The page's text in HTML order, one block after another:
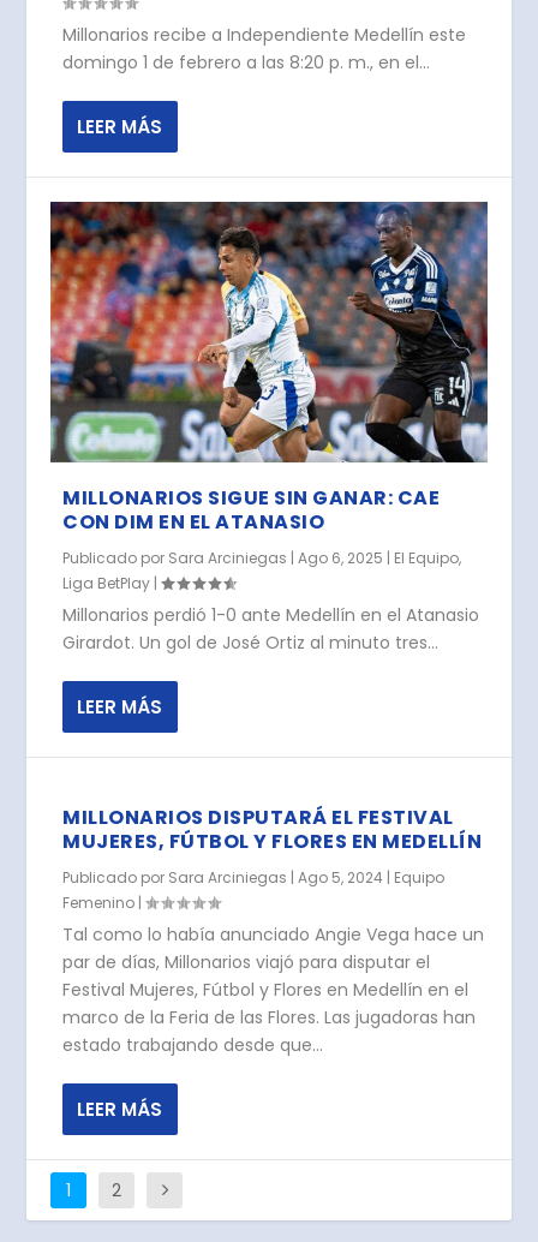
Millonarios recibe a Independiente Medellín este
domingo 1 de febrero a las 8:20 p. m., en el...
LEER MÁS
MILLONARIOS SIGUE SIN GANAR: CAE
CON DIM EN EL ATANASIO
Publicado por Sara Arciniegas |Ago 6, 2025 | El Equipo,
Liga BetPlay |
Millonarios perdió 1-0 ante Medellín en el Atanasio
Girardot. Un gol de José Ortiz al minuto tres...
LEER MÁS
MILLONARIOS DISPUTARÁ EL FESTIVAL
MUJERES, FÚTBOL Y FLORES EN MEDELLÍN
Publicado por Sara Arciniegas |Ago 5, 2024 | Equipo
Femenino |
Tal como lo había anunciado Angie Vega hace un
par de días, Millonarios viajó para disputar el
Festival Mujeres, Fútbol y Flores en Medellín en el
marco de la Feria de las Flores. Las jugadoras han
estado trabajando desde que...
LEER MÁS
1 2